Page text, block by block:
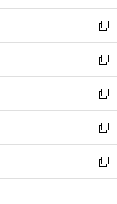
開
く
ウ
で
開
く
ン
ド
ウ
で
開
く
ウ
ィ
ン
ド
ウ
で
開
く
新
し
い
ウ
ィ
ン
ド
ウ
で
開
新
し
い
ウ
ィ
ン
ド
ウ
新
し
い
ウ
ィ
ン
新
し
い
ウ
新
し